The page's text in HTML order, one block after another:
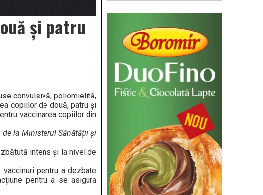
și patru
convulsivă, poliomielită,
copiilor de două, patru și
vaccinarea copiilor din
la Ministerul Sănătății și
intens și la nivel de
pentru a dezbate
pentru a se asigura